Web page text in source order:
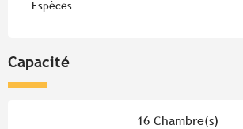
Espèces
Capacité
16 Chambre(s)